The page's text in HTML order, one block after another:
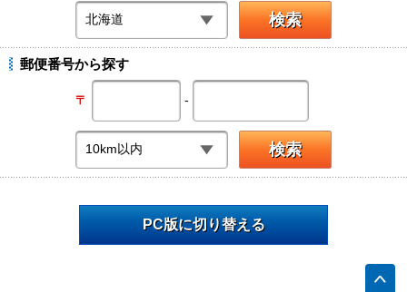
郵便番号から探す
〒 -
PC版に切り替える